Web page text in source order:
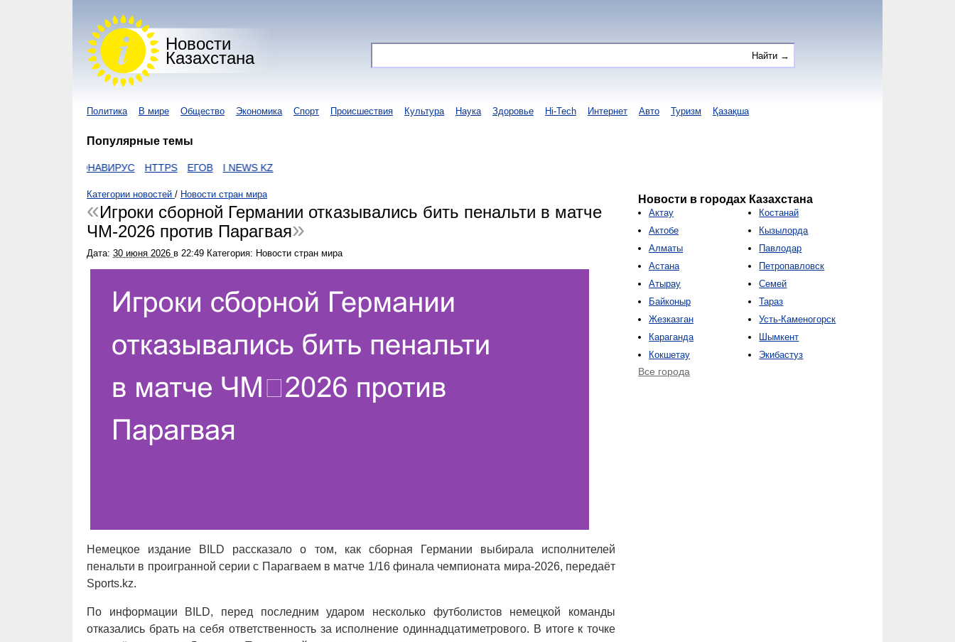
Новости
Казахстана
Политика В мире Общество Экономика Спорт Происшествия Культура Наука Здоровье Hi-Tech Интернет Авто Туризм Қазақша
Популярные темы
КОРОНАВИРУС HTTPS ЕГОВ I NEWS KZ
Категории новостей / Новости стран мира
Игроки сборной Германии отказывались бить пенальти в матче
ЧМ‑2026 против Парагвая
Дата: 30 июня 2026 в 22:49 Категория: Новости стран мира
Немецкое издание BILD рассказало о том, как сборная Германии выбирала исполнителей
пенальти в проигранной серии с Парагваем в матче 1/16 финала чемпионата мира-2026, передаёт
Sports.kz.
По информации BILD, перед последним ударом несколько футболистов немецкой команды
отказались брать на себя ответственность за исполнение одиннадцатиметрового. В итоге к точке
Новости в городах Казахстана
Актау
Актобе
Алматы
Астана
Атырау
Байконыр
Жезказган
Караганда
Кокшетау
Костанай
Кызылорда
Павлодар
Петропавловск
Семей
Тараз
Усть-Каменогорск
Шымкент
Экибастуз
Все города